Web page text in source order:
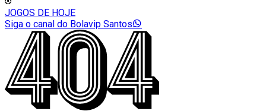
JOGOS DE HOJE
Siga o canal do Bolavip Santos